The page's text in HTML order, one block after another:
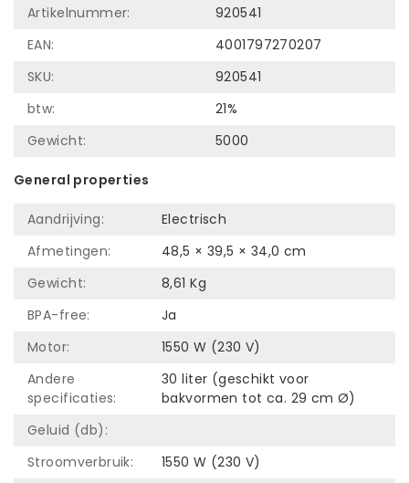
Artikelnummer:
920541
EAN:
4001797270207
SKU:
920541
btw:
21%
Gewicht:
5000
General properties
Aandrijving:
Electrisch
Afmetingen:
48,5 × 39,5 × 34,0 cm
Gewicht:
8,61 Kg
BPA-free:
Ja
Motor:
1550 W (230 V)
Andere
specificaties:
30 liter (geschikt voor
bakvormen tot ca. 29 cm Ø)
Geluid (db):
Stroomverbruik:
1550 W (230 V)